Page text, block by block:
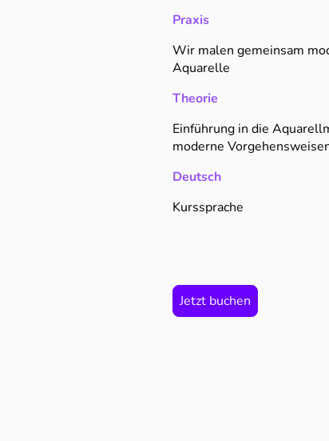
Praxis
Wir malen gemeinsam
Aquarelle
Theorie
Einführung in die
moderne
Deutsch
Kurssprache
Jetzt buchen